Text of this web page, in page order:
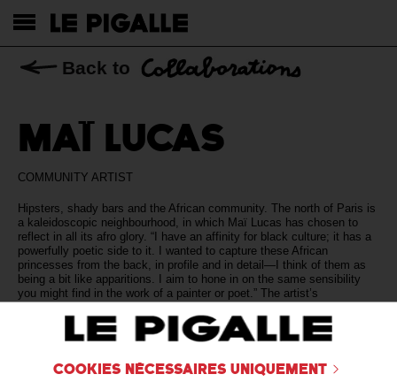
Cookies nécessaires uniquement
Back to
MAÏ LUCAS
COMMUNITY ARTIST
Hipsters, shady bars and the African community. The north of Paris is
a kaleidoscopic neighbourhood, in which Maï Lucas has chosen to
reflect in all its afro glory. “I have an affinity for black culture; it has a
powerfully poetic side to it. I wanted to capture these African
princesses from the back, in profile and in detail—I think of them as
being a bit like apparitions. I aim to hone in on the same sensibility
you might find in the work of a painter or poet.” The artist’s
found in the eye of those who know how to unearth such things.